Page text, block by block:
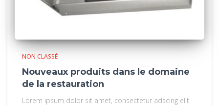
NON CLASSÉ
Nouveaux produits dans le domaine
de la restauration
Lorem ipsum dolor sit amet, consectetur adscing elit.